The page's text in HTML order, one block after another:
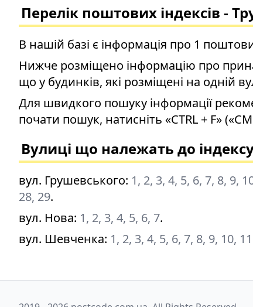
Перелік поштових індексів -
В нашій базі є інформація про 1
Нижче розміщено інформацію про
що у будинків, які розміщені на одній
Для швидкого пошуку інформації
почати пошук, натисніть «CTRL + F»
Вулиці що належать до
вул. Грушевського: 1, 2, 3, 4, 5, 6, 7, 8, 9,
28, 29.
вул. Нова: 1, 2, 3, 4, 5, 6, 7.
вул. Шевченка: 1, 2, 3, 4, 5, 6, 7, 8, 9, 10,